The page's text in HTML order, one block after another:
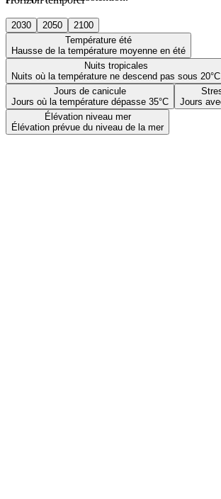
2030 2050
2100
Température été
Hausse de la température moyenne en été
Nuits tropicales
Nuits où la température ne descend pas sous 20°C
Jours de canicule
Jours où la température dépasse 35°C
Jours
Élévation niveau mer
Élévation prévue du niveau de la mer